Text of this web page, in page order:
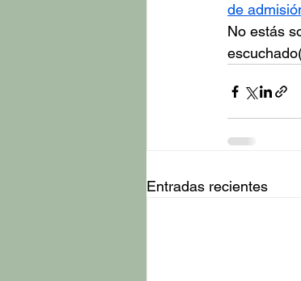
de
No estás
Entradas recientes